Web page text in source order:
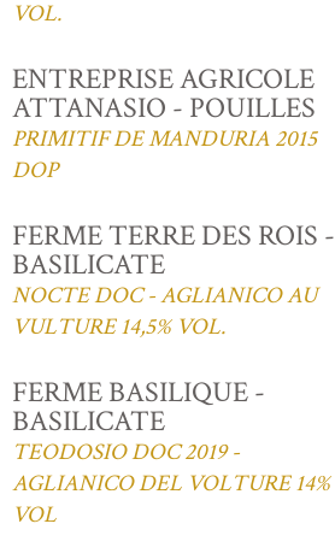
VOL.
ENTREPRISE AGRICOLE
ATTANASIO - POUILLES
PRIMITIF DE MANDURIA 2015
DOP
FERME TERRE DES ROIS -
BASILICATE
NOCTE DOC - AGLIANICO AU
VULTURE 14,5% VOL.
FERME BASILIQUE -
BASILICATE
TEODOSIO DOC 2019 -
AGLIANICO DEL VOLTURE 14%
VOL